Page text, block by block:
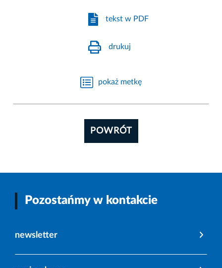
tekst w PDF
drukuj
pokaż metkę
POWRÓT
Pozostańmy w kontakcie
newsletter